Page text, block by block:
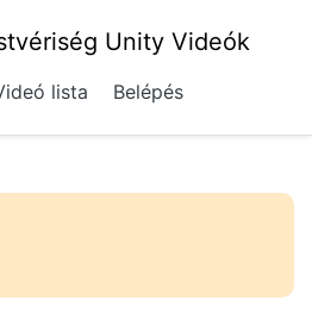
Unity Videók
lista Belépés